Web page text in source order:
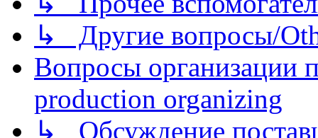
↳ Другие вопросы/
Вопросы организации
production organizing
↳ Обсуждение